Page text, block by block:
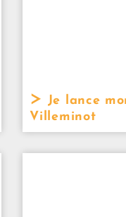
Je lance
Villeminot